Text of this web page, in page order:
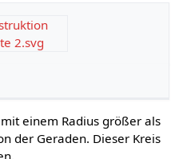
2.svg
einem Radius größer als
der Geraden. Dieser Kreis